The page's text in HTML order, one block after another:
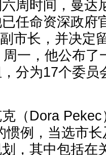
周时间，曼达
任命资深政府
市长，并决定
周一，他公布
分为17个委员
（Dora
惯例，当选市
，其中包括在